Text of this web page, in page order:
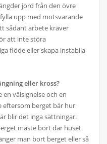
jord från den övre
upp med motsvarande
sådant arbete kräver
att inte störa
flöde eller skapa instabila
eller kross?
en välsignelse och en
eftersom berget bär hur
blir det inga sättningar.
måste bort där huset
man bort berget eller så